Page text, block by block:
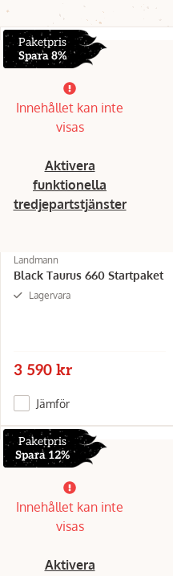
Paketpris
Spara 8%
Innehållet kan inte
visas
Aktivera
funktionella
tredjepartstjänster
Landmann
Black Taurus 660 Startpaket
Lagervara
3 590 kr
Jämför
Paketpris
Spara 12%
Innehållet kan inte
visas
Aktivera